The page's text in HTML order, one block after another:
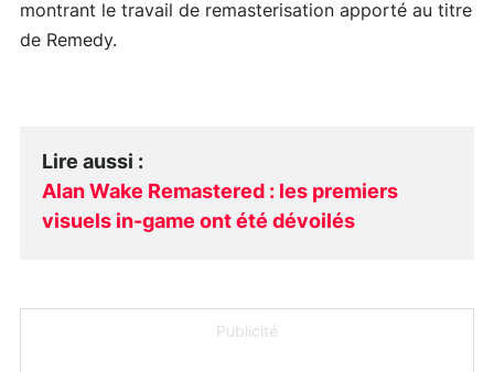
montrant le travail de remasterisation apporté au titre
de Remedy.
Lire aussi :
Alan Wake Remastered : les premiers
visuels in-game ont été dévoilés
Publicité